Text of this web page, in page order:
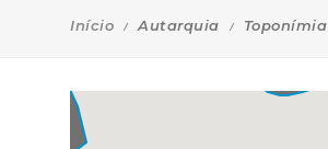
Início Autarquia Toponímia